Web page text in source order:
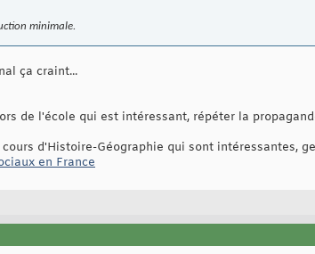
minimale.
ça craint...
de l'école qui est intéressant, répéter la
d'Histoire-Géographie qui sont intéressantes,
en France